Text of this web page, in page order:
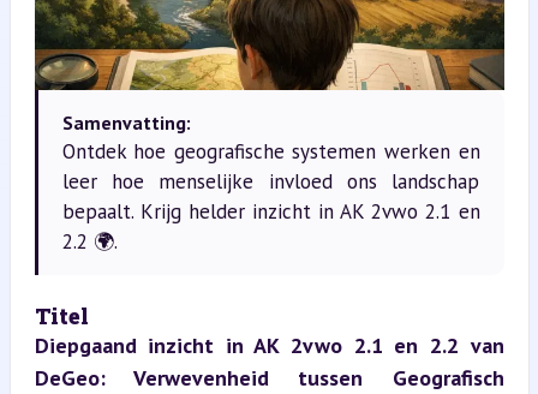
Samenvatting:
Ontdek hoe geografische systemen werken en
leer hoe menselijke invloed ons landschap
bepaalt. Krijg helder inzicht in AK 2vwo 2.1 en
2.2 🌍.
Titel
Diepgaand inzicht in AK 2vwo 2.1 en 2.2 van
DeGeo: Verwevenheid tussen Geografisch